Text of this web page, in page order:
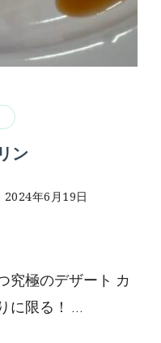
ン
2024年6月19日
究極のデザート カ
に限る！ …